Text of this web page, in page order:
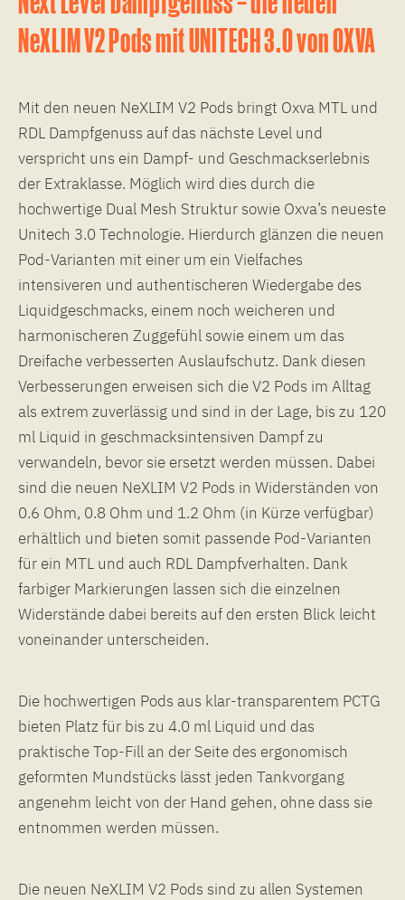
NeXLIM V2 Pods mit UNITECH 3.0 von OXVA
Mit den neuen NeXLIM V2 Pods bringt Oxva MTL und
RDL Dampfgenuss auf das nächste Level und
verspricht uns ein Dampf- und Geschmackserlebnis
der Extraklasse. Möglich wird dies durch die
hochwertige Dual Mesh Struktur sowie Oxva’s neueste
Unitech 3.0 Technologie. Hierdurch glänzen die neuen
Pod-Varianten mit einer um ein Vielfaches
intensiveren und authentischeren Wiedergabe des
Liquidgeschmacks, einem noch weicheren und
harmonischeren Zuggefühl sowie einem um das
Dreifache verbesserten Auslaufschutz. Dank diesen
Verbesserungen erweisen sich die V2 Pods im Alltag
als extrem zuverlässig und sind in der Lage, bis zu 120
ml Liquid in geschmacksintensiven Dampf zu
verwandeln, bevor sie ersetzt werden müssen. Dabei
sind die neuen NeXLIM V2 Pods in Widerständen von
0.6 Ohm, 0.8 Ohm und 1.2 Ohm (in Kürze verfügbar)
erhältlich und bieten somit passende Pod-Varianten
für ein MTL und auch RDL Dampfverhalten. Dank
farbiger Markierungen lassen sich die einzelnen
Widerstände dabei bereits auf den ersten Blick leicht
voneinander unterscheiden.
Die hochwertigen Pods aus klar-transparentem PCTG
bieten Platz für bis zu 4.0 ml Liquid und das
praktische Top-Fill an der Seite des ergonomisch
geformten Mundstücks lässt jeden Tankvorgang
angenehm leicht von der Hand gehen, ohne dass sie
entnommen werden müssen.
Die neuen NeXLIM V2 Pods sind zu allen Systemen